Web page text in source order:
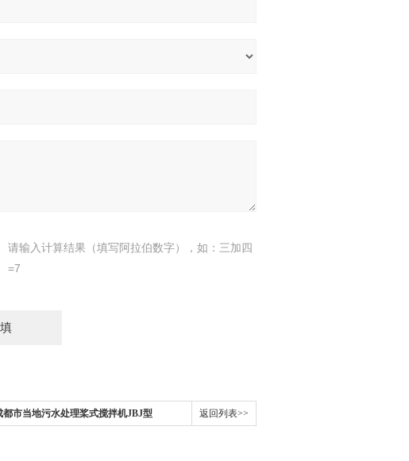
请输入计算结果（填写阿拉伯数字），如：三加四
=7
都市当地污水处理桨式搅拌机JBJ型 返回列表>>